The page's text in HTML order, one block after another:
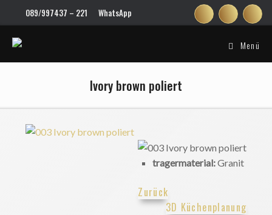
springen
089/997437 – 221 WhatsApp
Menü
Ivory brown poliert
tragermaterial:Granit
Zurück
3D Küchenplanung